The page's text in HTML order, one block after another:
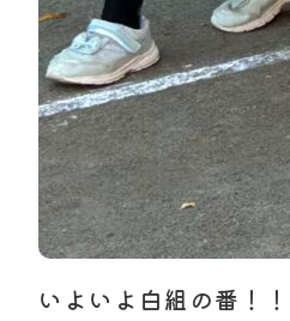
いよいよ白組の番！